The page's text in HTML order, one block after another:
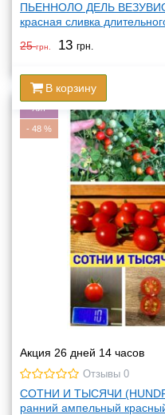
ПЬЕННОЛО ДЕЛЬ
красная сливка
25грн. 13 грн.
В корзину
Хит
-48%
Акция 26 дней 14 часов
Отзывы 0
СОТНИ И ТЫСЯЧИ
ранний ампельный